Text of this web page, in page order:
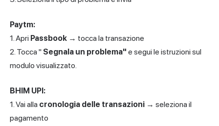
Paytm:
1. Apri Passbook → tocca la transazione
2. Tocca " Segnala un problema" e segui le istruzioni sul
modulo visualizzato.
BHIM UPI:
1. Vai alla cronologia delle transazioni → seleziona il
pagamento